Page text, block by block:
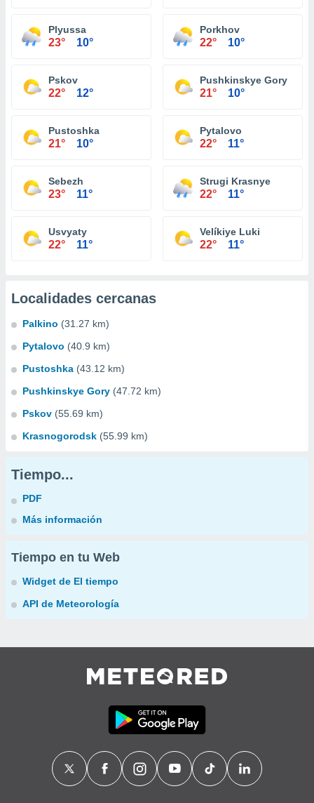
Plyussa
23° 10°
Porkhov
22° 10°
Pskov
22° 12°
Pushkinskye Gory
21° 10°
Pustoshka
21° 10°
Pytalovo
22° 11°
Sebezh
23° 11°
Strugi Krasnye
22° 11°
Usvyaty
22° 11°
Velíkiye Luki
22° 11°
Localidades cercanas
Palkino (31.27 km)
Pytalovo (40.9 km)
Pustoshka (43.12 km)
Pushkinskye Gory (47.72 km)
Pskov (55.69 km)
Krasnogorodsk (55.99 km)
Tiempo...
PDF
Más información
Tiempo en tu Web
Widget de El tiempo
API de Meteorología